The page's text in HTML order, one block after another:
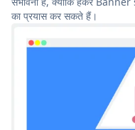
का प्रयास कर सकते हैं।